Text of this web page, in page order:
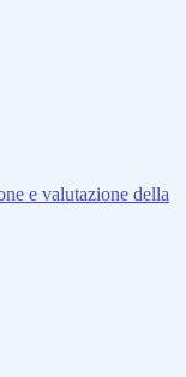
e valutazione della